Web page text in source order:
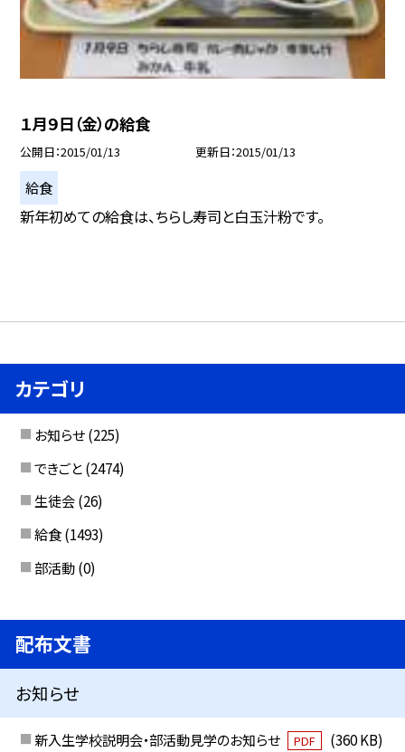
１月９日（金）の給食
公開日 2015/01/13 更新日 2015/01/13
給食
新年初めての給食は、ちらし寿司と白玉汁粉です。
カテゴリ
お知らせ (225)
できごと (2474)
生徒会 (26)
給食 (1493)
部活動 (0)
配布文書
お知らせ
新入生学校説明会・部活動見学のお知らせ PDF
(360 KB)